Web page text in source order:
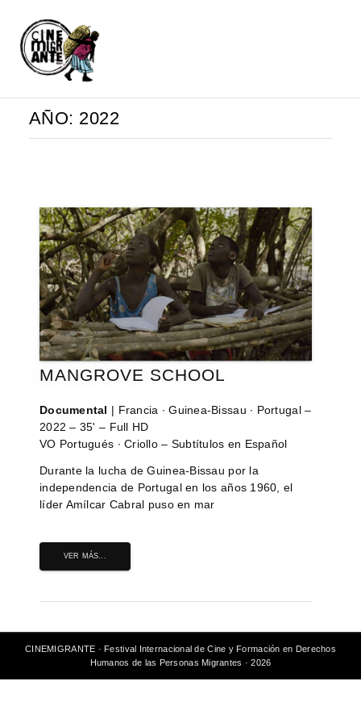
AÑO: 2022
MANGROVE SCHOOL
Documental
| Francia ∙ Guinea-Bissau ∙ Portugal –
2022 – 35' – Full HD
VO Portugués ∙ Criollo – Subtítulos en Español
Durante la lucha de Guinea-Bissau por la
independencia de Portugal en los años 1960, el
líder Amílcar Cabral puso en mar
VER MÁS...
CINEMIGRANTE · Festival Internacional de Cine y Formación en Derechos
Humanos de las Personas Migrantes · 2026